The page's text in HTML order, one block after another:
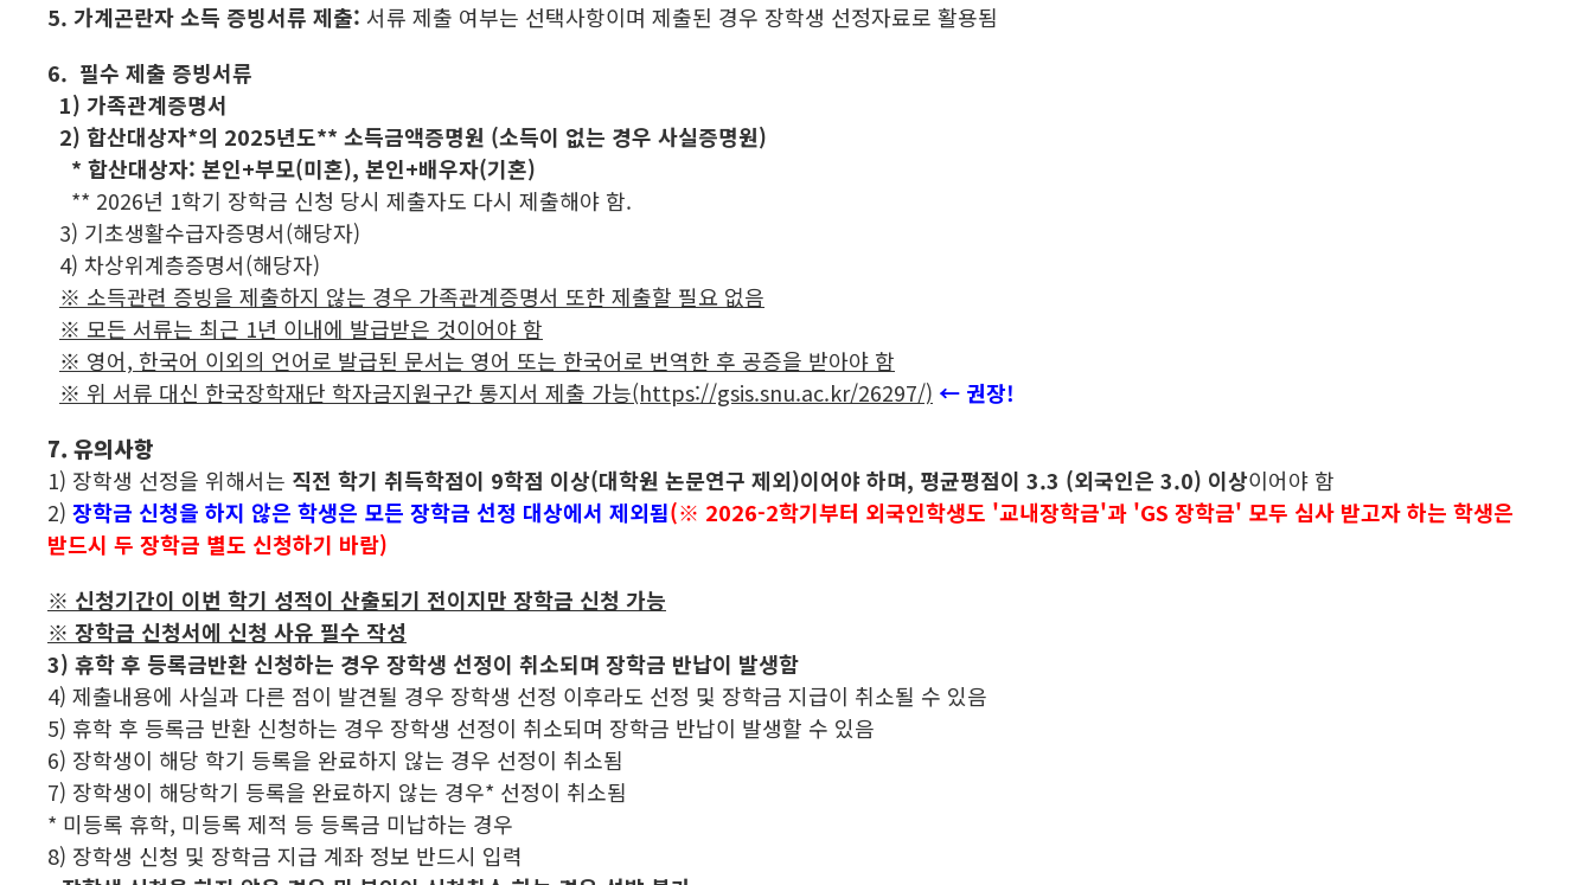
5. 가계곤란자 소득 증빙서류 제출: 서류 제출 여부는 선택사항이며 제출된 경우 장학생 선정자료로 활용됨
6. 필수 제출 증빙서류
1) 가족관계증명서
2) 합산대상자*의 2025년도** 소득금액증명원 (소득이 없는 경우 사실증명원)
* 합산대상자: 본인+부모(미혼), 본인+배우자(기혼)
** 2026년 1학기 장학금 신청 당시 제출자도 다시 제출해야 함.
3) 기초생활수급자증명서(해당자)
4) 차상위계층증명서(해당자)
※ 소득관련 증빙을 제출하지 않는 경우 가족관계증명서 또한 제출할 필요 없음
※ 모든 서류는 최근 1년 이내에 발급받은 것이어야 함
※ 영어, 한국어 이외의 언어로 발급된 문서는 영어 또는 한국어로 번역한 후 공증을 받아야 함
※ 위 서류 대신 한국장학재단 학자금지원구간 통지서 제출 가능(https://gsis.snu.ac.kr/26297/) ← 권장!
7. 유의사항
1) 장학생 선정을 위해서는 직전 학기 취득학점이 9학점 이상(대학원 논문연구 제외)이어야 하며, 평균평점이 3.3 (외국인은 3.0) 이상이어야 함
2) 장학금 신청을 하지 않은 학생은 모든 장학금 선정 대상에서 제외됨(※ 2026-2학기부터 외국인학생도 '교내장학금'과 'GS 장학금' 모두 심사 받고자 하는 학생은
받드시 두 장학금 별도 신청하기 바람)
※ 신청기간이 이번 학기 성적이 산출되기 전이지만 장학금 신청 가능
※ 장학금 신청서에 신청 사유 필수 작성
3) 휴학 후 등록금반환 신청하는 경우 장학생 선정이 취소되며 장학금 반납이 발생함
4) 제출내용에 사실과 다른 점이 발견될 경우 장학생 선정 이후라도 선정 및 장학금 지급이 취소될 수 있음
5) 휴학 후 등록금 반환 신청하는 경우 장학생 선정이 취소되며 장학금 반납이 발생할 수 있음
6) 장학생이 해당 학기 등록을 완료하지 않는 경우 선정이 취소됨
7) 장학생이 해당학기 등록을 완료하지 않는 경우* 선정이 취소됨
* 미등록 휴학, 미등록 제적 등 등록금 미납하는 경우
8) 장학생 신청 및 장학금 지급 계좌 정보 반드시 입력